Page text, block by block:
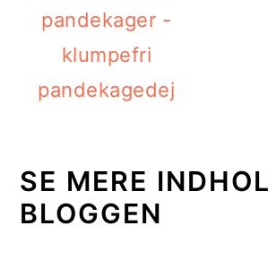
pandekager -
klumpefri
pandekagedej
SE MERE
BLOGGEN